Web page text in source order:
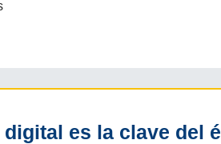
es la clave del